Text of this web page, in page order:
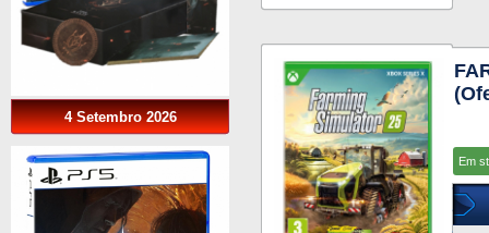
4 Setembro 2026
Em